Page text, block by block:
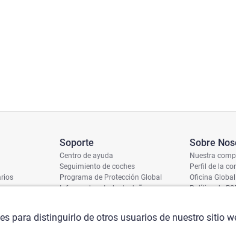
Soporte
Centro de ayuda
Seguimiento de coches
Programa de Protección Global
Informe de estado de daños
Sobre
Nuestra
Perfil de la
Oficina Global
Política de
para distinguirlo de otros usuarios de nuestro sitio